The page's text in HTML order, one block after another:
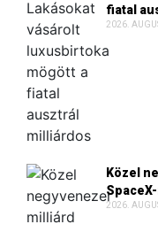
fiatal
2026.
Közel
2026.